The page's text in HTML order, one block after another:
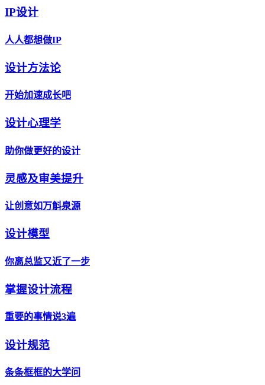
IP设计
人人都想做IP
设计方法论
开始加速成长吧
设计心理学
助你做更好的设计
灵感及审美提升
让创意如万斛泉源
设计模型
你离总监又近了一步
掌握设计流程
重要的事情说3遍
设计规范
条条框框的大学问